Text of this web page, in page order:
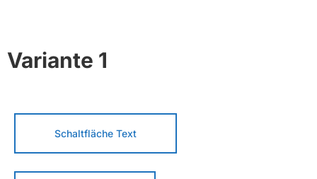
Variante 1
Schaltfläche Text